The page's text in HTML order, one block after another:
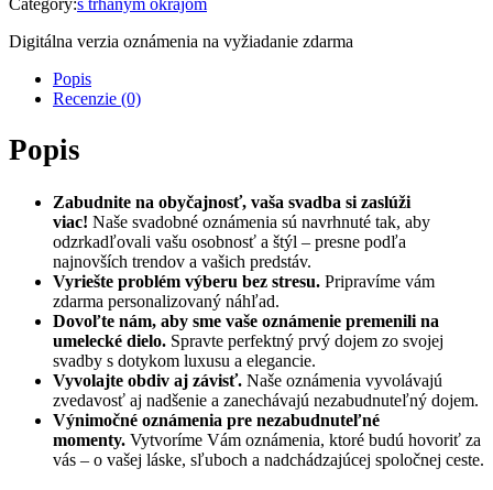
Digitálna verzia oznámenia na vyžiadanie zdarma
Popis
Recenzie (0)
Popis
Zabudnite na obyčajnosť, vaša svadba si zaslúži
viac! Naše svadobné oznámenia sú navrhnuté tak, aby
odzrkadľovali vašu osobnosť a štýl – presne podľa
najnovších trendov a vašich predstáv.
Vyriešte problém výberu bez stresu. Pripravíme vám
zdarma personalizovaný náhľad.
Dovoľte nám, aby sme vaše oznámenie premenili na
umelecké dielo. Spravte perfektný prvý dojem zo svojej
svadby s dotykom luxusu a elegancie.
Vyvolajte obdiv aj závisť. Naše oznámenia vyvolávajú
zvedavosť aj nadšenie a zanechávajú nezabudnuteľný dojem.
Výnimočné oznámenia pre nezabudnuteľné
momenty. Vytvoríme Vám oznámenia, ktoré budú hovoriť za
vás – o vašej láske, sľuboch a nadchádzajúcej spoločnej ceste.